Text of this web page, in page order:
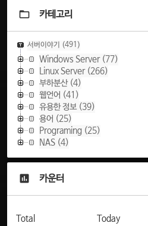
카테고리
서버이야기 (491)
Windows Server(77)
Linux Server(266)
부하분산(4)
웹언어 (41)
유용한 정보(39)
용어 (25)
Programing (25)
NAS (4)
카운터
Total Today